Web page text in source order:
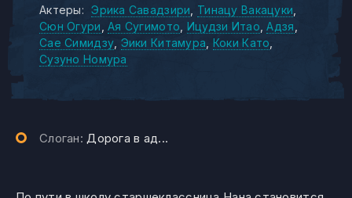
Актеры:
Эрика Савадзири
Тинацу Вакацуки
Сюн Огури Ая Сугимото Ицудзи Итао Адзя
Сае Симидзу Эики Китамура Коки Като
Сузуно Номура
Слоган: Дорога в ад...